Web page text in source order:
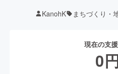
KanohK まちづくり・
現在の支
0